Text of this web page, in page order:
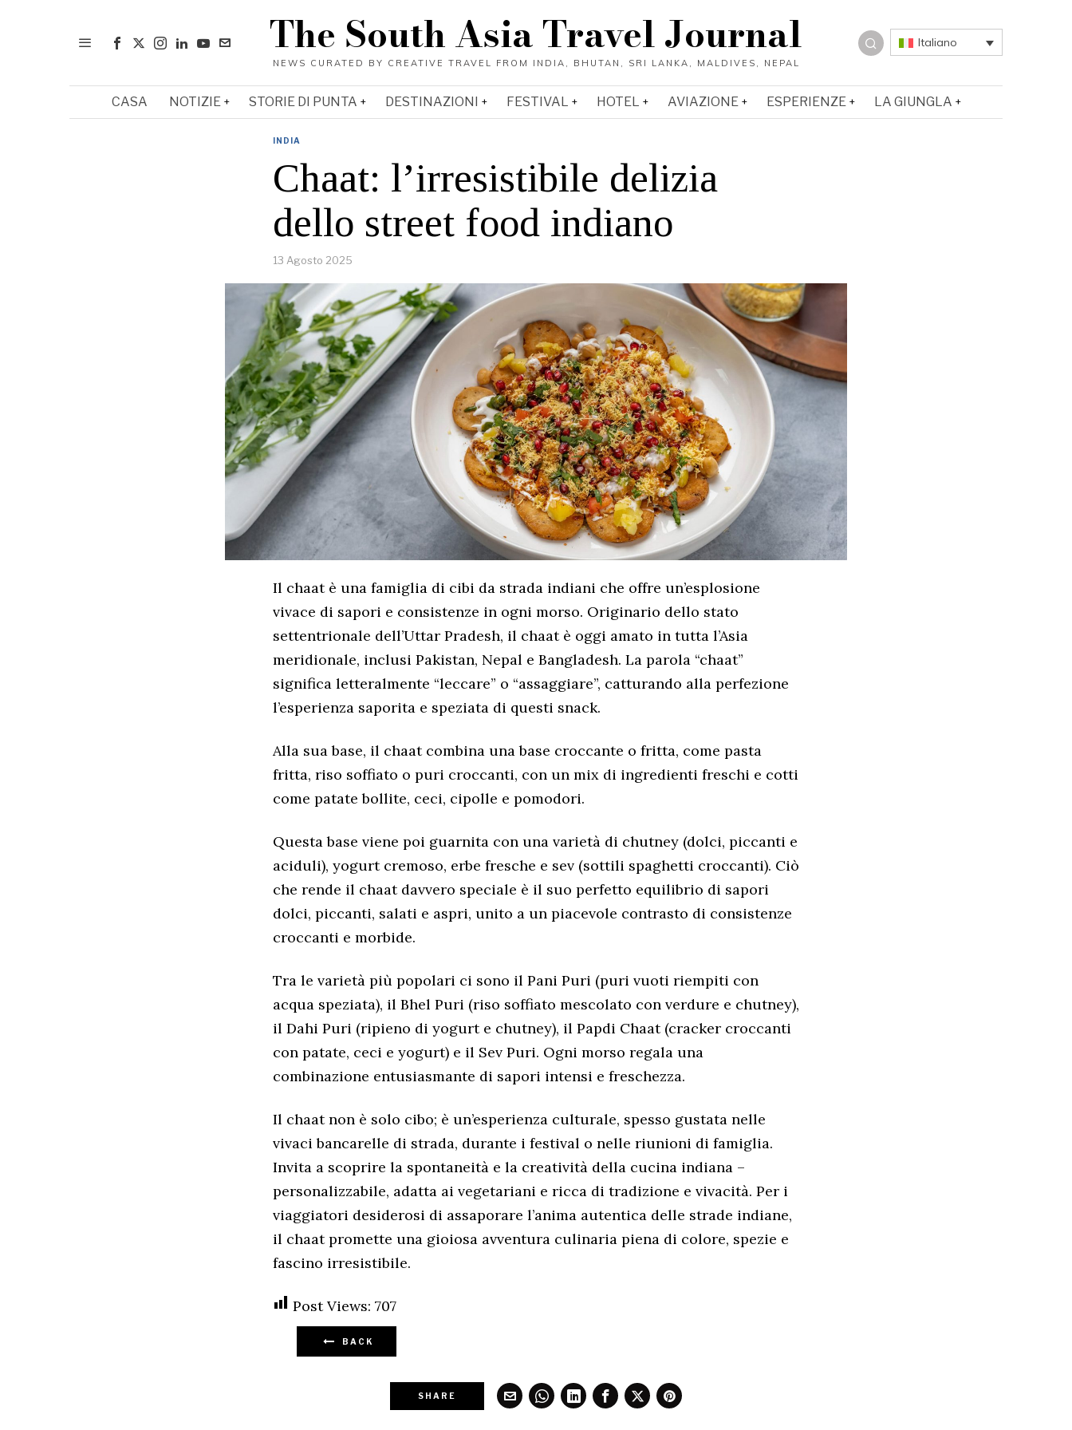
Italiano
The South Asia Travel Journal
CASA NOTIZIE STORIE DI PUNTA DESTINAZIONI FESTIVAL HOTEL AVIAZIONE ESPERIENZE LA GIUNGLA
INDIA
Chaat: l’irresistibile delizia
dello street food indiano
13 Agosto 2025
Il chaat è una famiglia di cibi da strada indiani che offre un’esplosione
vivace di sapori e consistenze in ogni morso. Originario dello stato
settentrionale dell’Uttar Pradesh, il chaat è oggi amato in tutta l’Asia
meridionale, inclusi Pakistan, Nepal e Bangladesh. La parola “chaat”
significa letteralmente “leccare” o “assaggiare”, catturando alla perfezione
l’esperienza saporita e speziata di questi snack.
Alla sua base, il chaat combina una base croccante o fritta, come pasta
fritta, riso soffiato o puri croccanti, con un mix di ingredienti freschi e cotti
come patate bollite, ceci, cipolle e pomodori.
Questa base viene poi guarnita con una varietà di chutney (dolci, piccanti e
aciduli), yogurt cremoso, erbe fresche e sev (sottili spaghetti croccanti). Ciò
che rende il chaat davvero speciale è il suo perfetto equilibrio di sapori
dolci, piccanti, salati e aspri, unito a un piacevole contrasto di consistenze
croccanti e morbide.
Tra le varietà più popolari ci sono il Pani Puri (puri vuoti riempiti con
acqua speziata), il Bhel Puri (riso soffiato mescolato con verdure e chutney),
il Dahi Puri (ripieno di yogurt e chutney), il Papdi Chaat (cracker croccanti
con patate, ceci e yogurt) e il Sev Puri. Ogni morso regala una
combinazione entusiasmante di sapori intensi e freschezza.
Il chaat non è solo cibo; è un’esperienza culturale, spesso gustata nelle
vivaci bancarelle di strada, durante i festival o nelle riunioni di famiglia.
Invita a scoprire la spontaneità e la creatività della cucina indiana –
personalizzabile, adatta ai vegetariani e ricca di tradizione e vivacità. Per i
viaggiatori desiderosi di assaporare l’anima autentica delle strade indiane,
il chaat promette una gioiosa avventura culinaria piena di colore, spezie e
fascino irresistibile.
Post Views: 707
BACK
SHARE